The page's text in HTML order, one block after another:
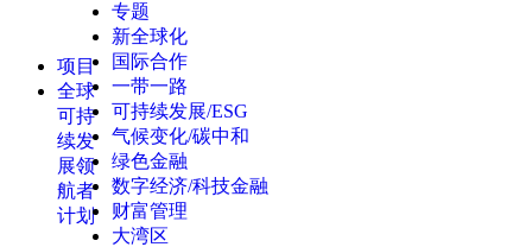
项目
全球
可持
续发
展领
航者
计划
专题
新全球化
国际合作
一带一路
可持续发展/ESG
气候变化/碳中和
绿色金融
数字经济/科技金融
财富管理
大湾区